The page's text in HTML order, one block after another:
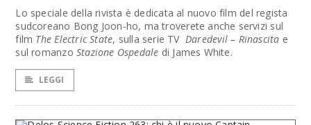
Lo speciale della rivista è dedicata al nuovo film del regista
sudcoreano Bong Joon-ho, ma troverete anche servizi sul
film The Electric State, sulla serie TVDaredevil – Rinascita e
sul romanzo Stazione Ospedale di James White.
LEGGI